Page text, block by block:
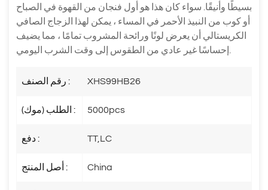
بسيطًا وأنيقًا. سواء كان هذا هو أول فنجان من القهوة في الصباح
أو كوب من النبيذ الأحمر في المساء ، يمكن لهذا الزجاج الصافي
الكريستالي أن يعرض لونًا ورائحة المشروب تمامًا ، مما يضيف
رقم الصنف : XHS99HB26
الطلب (موك) : 5000pcs
دفع : TT,LC
أصل المنتج : China